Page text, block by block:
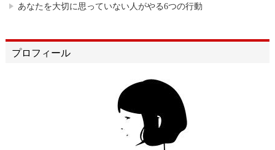
あなたを大切に思っていない人がやる6つの行動
プロフィール